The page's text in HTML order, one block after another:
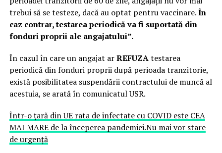
trebui să se testeze, dacă au optat pentru vaccinare.În
caz contrar, testarea periodică va fi suportată din
fonduri proprii ale angajatului”.
În cazul în care un angajat arREFUZAtestarea
periodică din fonduri proprii după perioada tranzitorie,
există posibilitatea suspendării contractului de muncă al
acestuia, se arată în comunicatul USR.
Într-o țară din UE rata de infectate cu COVID este CEA
MAI MARE de la începerea pandemiei.Nu mai vor stare
de urgență